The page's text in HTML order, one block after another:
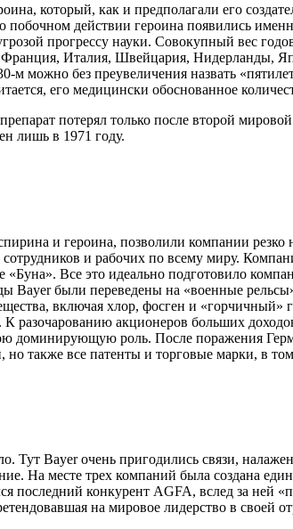
который, как и предполагали его
действии героина появились
прогрессу науки. Совокупный вес
Италия, Швейцария, Нидерланды,
м можно без преувеличения назвать
его медицински обоснованное
потерял только после второй
лишь в 1971 году.
и героина, позволили компании
и рабочих по всему миру.
«Буна». Все это идеально подготовило
Bayer были переведены на «военные
включая хлор, фосген и «горчичный»
акционеров больших
доминирующую роль. После поражения
также все патенты и торговые марки, в
Тут Bayer очень пригодились связи,
На месте трех компаний была создана
конкурент AGFA, вслед за ней
на мировое лидерство в своей